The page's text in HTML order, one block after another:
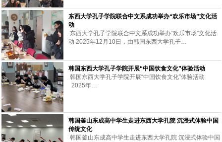
东西大学孔子学院联合中文系成功举办“欢乐市场”文化活
动
东西大学孔子学院联合中文系成功举办“欢乐市场”文化活
动 2025年12月10日，由韩国东西大学孔子…
韩国东西大学孔子学院开展“中国饮食文化”体验活动
韩国东西大学孔子学院开展“中国饮食文化”体验活动 ​
2025年…
韩国釜山东成高中学生走进东西大学孔院 沉浸式体验中国
传统文化
韩国釜山东成高中学生走进东西大学孔院 沉浸式体验中国